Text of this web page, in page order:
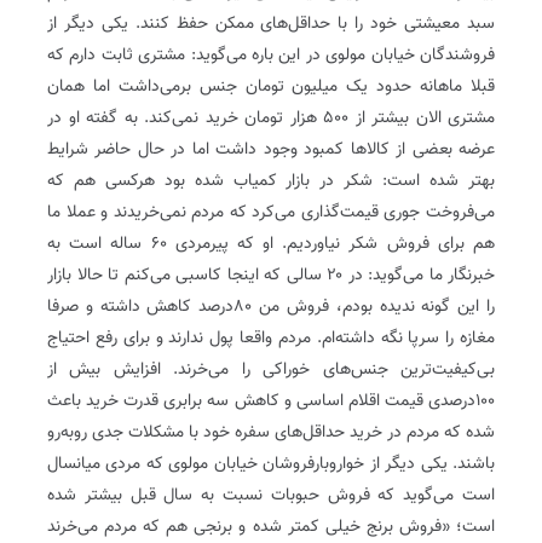
سبد معیشتی خود را با حداقل‌های ممکن حفظ کنند‌‌. یکی دیگر از
فروشندگان خیابان مولوی در این باره می‌گوید: مشتری ثابت دارم که
قبلا ماهانه حدود یک میلیون تومان جنس برمی‌داشت اما همان
مشتری الان بیشتر از ۵۰۰ هزار تومان خرید نمی‌کند‌‌. به گفته او در
عرضه بعضی از کالاها کمبود وجود داشت اما در حال حاضر شرایط
بهتر شده است: شکر در بازار کمیاب شده بود هرکسی هم که
می‌فروخت جوری قیمت‌گذاری می‌کرد که مردم نمی‌خریدند و عملا ما
هم برای فروش شکر نیاوردیم‌‌. او که پیرمردی ۶۰ ساله است به
خبرنگار ما می‌گوید: در ۲۰ سالی که اینجا کاسبی می‌کنم تا حالا بازار
را این گونه ندیده بودم، فروش من ۸۰درصد کاهش داشته و صرفا
مغازه را سرپا نگه داشته‌ام‌‌. مردم واقعا پول ندارند و برای رفع احتیاج
بی‌کیفیت‌ترین جنس‌های خوراکی را می‌خرند‌‌. افزایش بیش از
۱۰۰درصدی قیمت اقلام اساسی و کاهش سه برابری قدرت خرید باعث
شده که مردم در خرید حداقل‌های سفره خود با مشکلات جدی روبه‌رو
باشند‌‌. یکی دیگر از خواروبارفروشان خیابان مولوی که مردی میانسال
است می‌گوید که فروش حبوبات نسبت به سال قبل بیشتر شده
است؛ «فروش برنج خیلی کمتر شده و برنجی هم که مردم می‌خرند